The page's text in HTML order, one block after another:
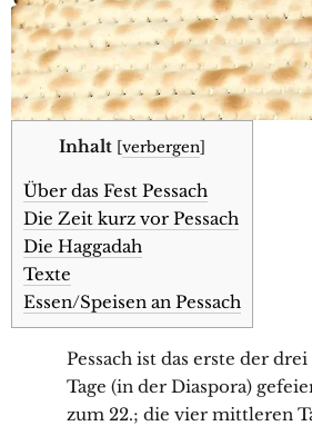
Inhalt [verbergen]
Über das Fest Pessach
Die Zeit kurz vor Pessach
Die Haggadah
Texte
Essen/Speisen an Pessach
Pessach ist das erste der
Tage (in der Diaspora)
zum 22.; die vier mittleren